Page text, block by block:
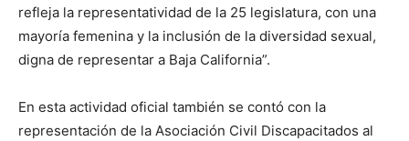
refleja la representatividad de la 25 legislatura, con una
mayoría femenina y la inclusión de la diversidad sexual,
digna de representar a Baja California”.
En esta actividad oficial también se contó con la
representación de la Asociación Civil Discapacitados al